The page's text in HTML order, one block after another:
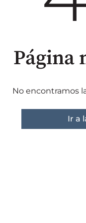
Página
No encontramos
Ir a